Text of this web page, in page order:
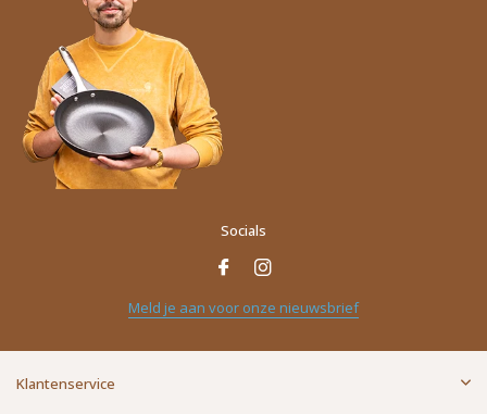
Socials
Meld je aan voor onze nieuwsbrief
Klantenservice